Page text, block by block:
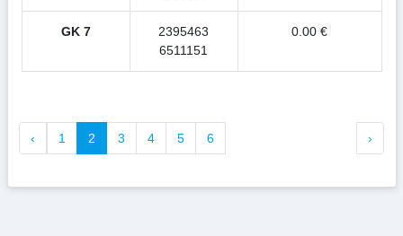
GK 7
2395463
6511151
0.00 €
‹ 1 2 3 4 5 6 ›